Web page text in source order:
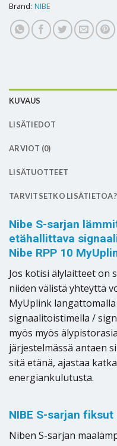
Brand: NIBE
KUVAUS
LISÄTIEDOT
ARVIOT (0)
LISÄTUOTTEET
TARVITSETKO LISÄTIETOA?
Nibe S-sarjan
etähallittava
Nibe RPP 10
Jos kotisi älylaitteet on
niiden välistä yhteyttä
MyUplink
signaalitoistimella /
myös myös
järjestelmässä antaen
sitä etänä, ajastaa
energiankulutusta.
NIBE S-sarjan
Niben S-sarjan